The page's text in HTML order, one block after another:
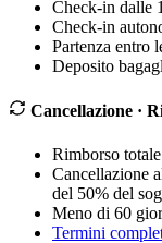
Check-in dalle
Check-in
Partenza entro
Deposito
Cancellazione ·
Rimborso
Cancellazione
del 50% del
Meno di 60
Termini